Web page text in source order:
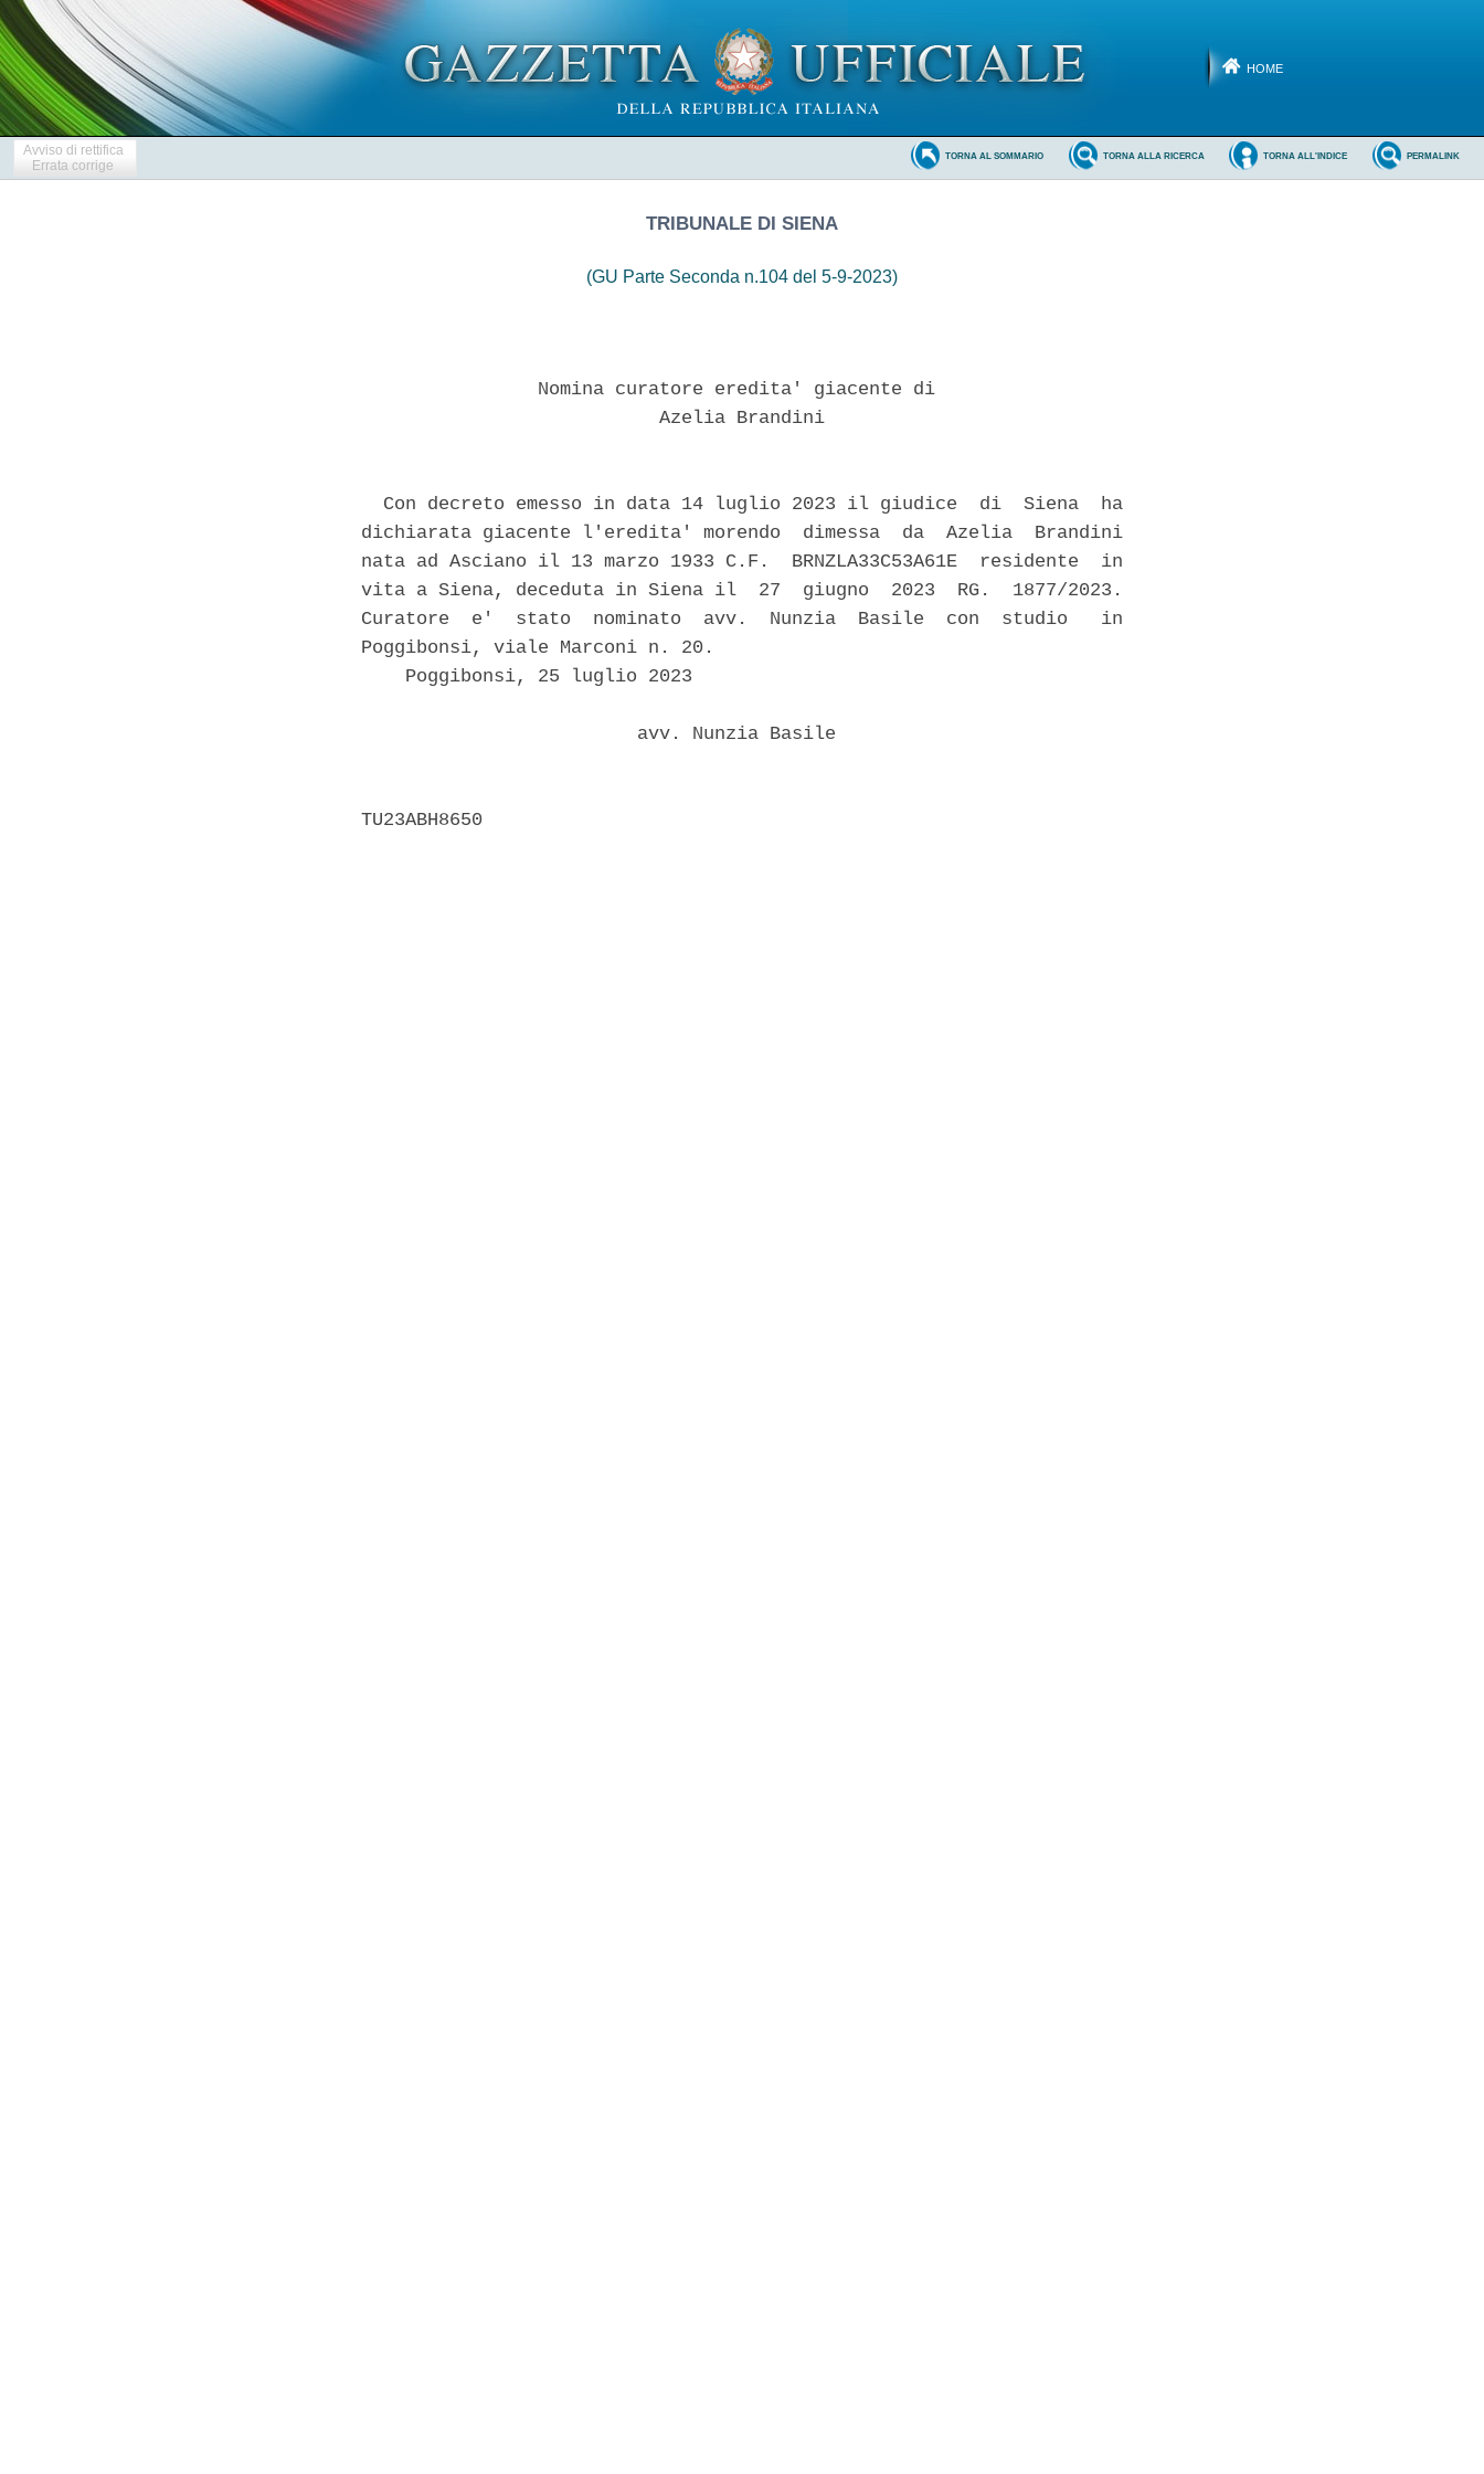
HOME
Avviso di rettifica
Errata corrige
PERMALINK
TORNA ALL'INDICE
TORNA ALLA RICERCA
TORNA AL SOMMARIO
TRIBUNALE DI SIENA
(GU Parte Seconda n.104 del 5-9-2023)
                Nomina curatore eredita' giacente di
                           Azelia Brandini
  Con decreto emesso in data 14 luglio 2023 il giudice  di  Siena  ha
dichiarata giacente l'eredita' morendo  dimessa  da  Azelia  Brandini
nata ad Asciano il 13 marzo 1933 C.F.  BRNZLA33C53A61E  residente  in
vita a Siena, deceduta in Siena il  27  giugno  2023  RG.  1877/2023.
Curatore  e'  stato  nominato  avv.  Nunzia  Basile  con  studio   in
Poggibonsi, viale Marconi n. 20.
    Poggibonsi, 25 luglio 2023
                         avv. Nunzia Basile